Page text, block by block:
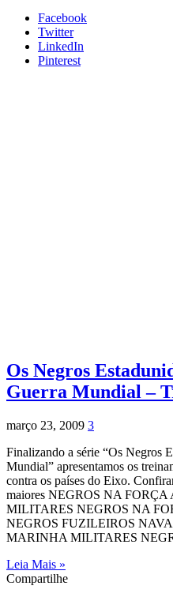
Facebook
Twitter
LinkedIn
Pinterest
Os Negros
Guerra Mundial –
março 23, 2009 3
Finalizando a série “Os Negros
Mundial” apresentamos os
contra os países do Eixo.
maiores NEGROS NA
MILITARES NEGROS NA
NEGROS FUZILEIROS
MARINHA MILITARES
Leia Mais »
Compartilhe